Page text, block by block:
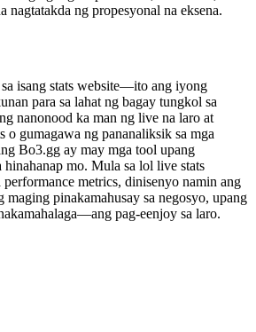
nagtatakda ng propesyonal na eksena.
isang stats website—ito ang iyong
para sa lahat ng bagay tungkol sa
nanonood ka man ng live na laro at
o gumagawa ng pananaliksik sa mga
Bo3.gg ay may mga tool upang
mo. Mula sa lol live stats
performance metrics, dinisenyo namin ang
maging pinakamahusay sa negosyo, upang
pag-eenjoy sa laro.